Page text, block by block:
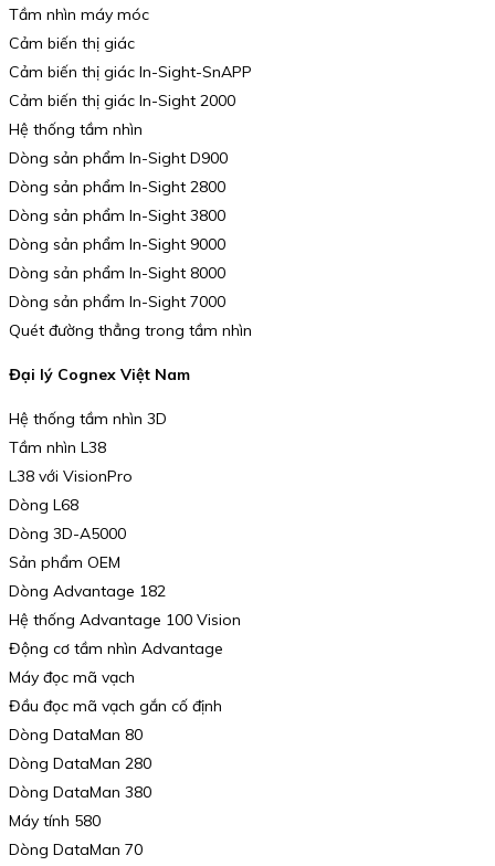
Tầm nhìn máy móc
Cảm biến thị giác
Cảm biến thị giác In-Sight-SnAPP
Cảm biến thị giác In-Sight 2000
Hệ thống tầm nhìn
Dòng sản phẩm In-Sight D900
Dòng sản phẩm In-Sight 2800
Dòng sản phẩm In-Sight 3800
Dòng sản phẩm In-Sight 9000
Dòng sản phẩm In-Sight 8000
Dòng sản phẩm In-Sight 7000
Quét đường thẳng trong tầm nhìn
Đại lý Cognex Việt Nam
Hệ thống tầm nhìn 3D
Tầm nhìn L38
L38 với VisionPro
Dòng L68
Dòng 3D-A5000
Sản phẩm OEM
Dòng Advantage 182
Hệ thống Advantage 100 Vision
Động cơ tầm nhìn Advantage
Máy đọc mã vạch
Đầu đọc mã vạch gắn cố định
Dòng DataMan 80
Dòng DataMan 280
Dòng DataMan 380
Máy tính 580
Dòng DataMan 70